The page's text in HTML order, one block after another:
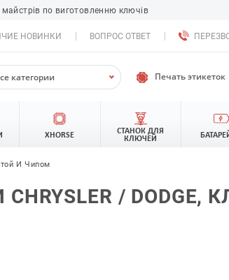
по виготовленню ключів
НОВИНКИ ВОПРОС ОТВЕТ
категории Печать этикеток
XHORSE
СТАНОК ДЛЯ
КЛЮЧЕЙ
И Чипом
/ DODGE,